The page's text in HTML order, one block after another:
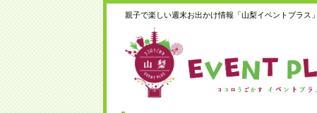
親子で楽しい週末お出かけ情報「山梨イベントプラス」